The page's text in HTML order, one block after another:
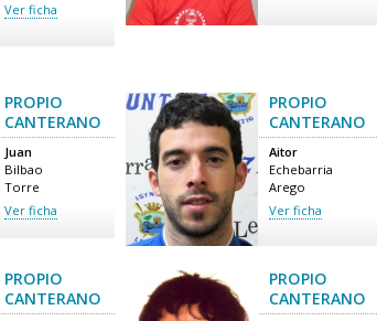
Ver ficha
PROPIO
CANTERANO
Juan
Bilbao
Torre
Ver ficha
PROPIO
CANTERANO
Aitor
Echebarria
Arego
Ver ficha
PROPIO
CANTERANO
PROPIO
CANTERANO